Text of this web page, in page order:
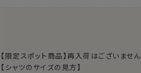
【限定スポット商品】再入荷はございません
【シャツのサイズの見方】